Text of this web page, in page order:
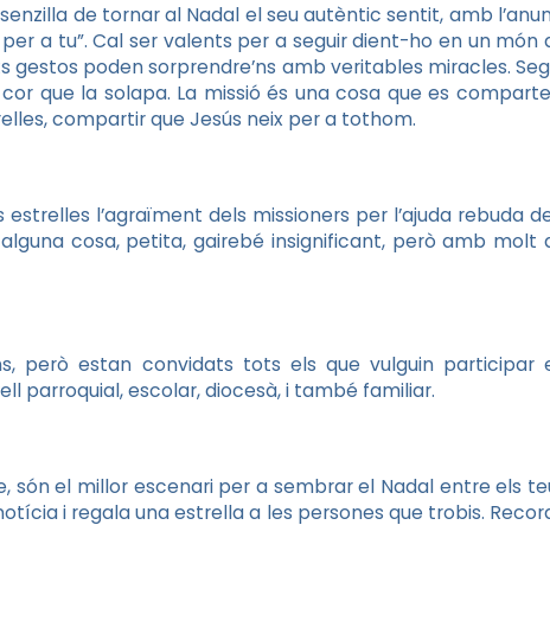
de tornar al Nadal el seu autèntic sentit, amb
a tu”. Cal ser valents per a seguir dient-ho en un món
gestos poden sorprendre’ns amb veritables miracles.
que la solapa. La missió és una cosa que es
compartir que Jesús neix per a tothom.
l’agraïment dels missioners per l’ajuda rebuda
cosa, petita, gairebé insignificant, però amb molt
però estan convidats tots els que vulguin participar
parroquial, escolar, diocesà, i també familiar.
són el millor escenari per a sembrar el Nadal entre els
i regala una estrella a les persones que trobis.